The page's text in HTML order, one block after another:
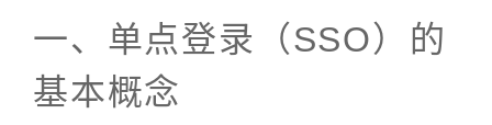
一、单点登录（SSO）的
基本概念